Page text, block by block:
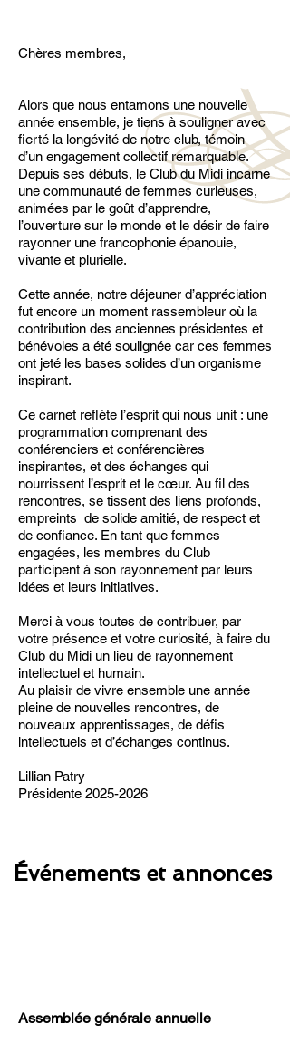
Chères membres,
Alors que nous entamons une nouvelle
année ensemble, je tiens à souligner avec
fierté la longévité de notre club, témoin
d’un engagement collectif remarquable.
Depuis ses débuts, le Club du Midi incarne
une communauté de femmes curieuses,
animées par le goût d’apprendre,
l’ouverture sur le monde et le désir de faire
rayonner une francophonie épanouie,
vivante et plurielle.
Cette année, notre déjeuner d’appréciation
fut encore un moment rassembleur où la
contribution des anciennes présidentes et
bénévoles a été soulignée car ces femmes
ont jeté les bases solides d’un organisme
inspirant.
Ce carnet reflète l’esprit qui nous unit : une
programmation comprenant des
conférenciers et conférencières
inspirantes, et des échanges qui
nourrissent l’esprit et le cœur. Au fil des
rencontres, se tissent des liens profonds,
empreints de solide amitié, de respect et
de confiance. En tant que femmes
engagées, les membres du Club
participent à son rayonnement par leurs
idées et leurs initiatives.
Merci à vous toutes de contribuer, par
votre présence et votre curiosité, à faire du
Club du Midi un lieu de rayonnement
intellectuel et humain.
Au plaisir de vivre ensemble une année
pleine de nouvelles rencontres, de
nouveaux apprentissages, de défis
intellectuels et d’échanges continus.
Lillian Patry
Présidente 2025-2026
Événements et annonces
​Assemblée générale annuelle